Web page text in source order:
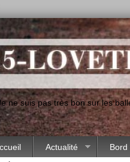
ne suis pas très bon sur les
Actualité Bord